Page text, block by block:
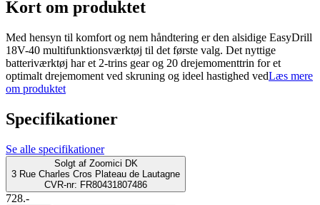
Kort om produktet
Med hensyn til komfort og nem håndtering er den alsidige EasyDrill
18V-40 multifunktionsværktøj til det første valg. Det nyttige
batteriværktøj har et 2-trins gear og 20 drejemomenttrin for et
optimalt drejemoment ved skruning og ideel hastighed vedLæs mere
om produktet
Specifikationer
Se alle specifikationer
Solgt af Zoomici DK
3 Rue Charles Cros Plateau de Lautagne
CVR-nr: FR80431807486
728.-